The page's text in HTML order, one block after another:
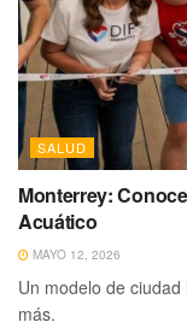
SALUD
Monterrey:
Acuático
MAYO 12, 2026
Un modelo de
más.